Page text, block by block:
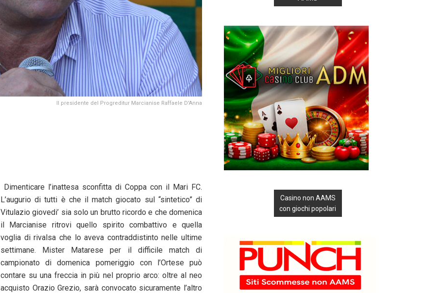
Il presidente del Progreditur Marcianise Raffaele D'Anna
Dimenticare l’inattesa sconfitta di Coppa con il Mari FC.
L’augurio di tutti è che il match giocato sul “sintetico” di
Vitulazio giovedi’ sia solo un brutto ricordo e che domenica
il Marcianise ritrovi quello spirito combattivo e quella
voglia di rivalsa che lo aveva contraddistinto nelle ultime
settimane. Mister Matarese per il difficile match di
campionato di domenica pomeriggio con l’Ortese può
contare su una freccia in più nel proprio arco: oltre al neo
acquisto Orazio Grezio, sarà convocato sicuramente l’altro
Casino non AAMS
con giochi popolari